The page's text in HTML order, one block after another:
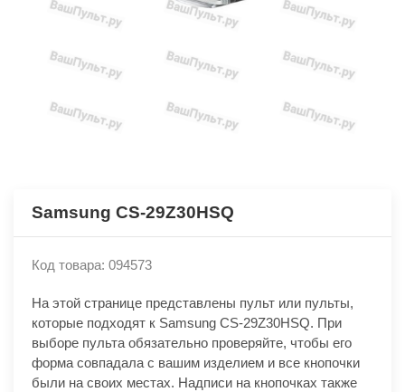
Samsung CS-29Z30HSQ
Код товара: 094573
На этой странице представлены пульт или пульты,
которые подходят к Samsung CS-29Z30HSQ. При
выборе пульта обязательно проверяйте, чтобы его
форма совпадала с вашим изделием и все кнопочки
были на своих местах. Надписи на кнопочках также